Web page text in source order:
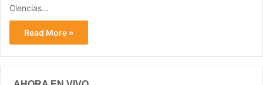
Ciencias…
Read More »